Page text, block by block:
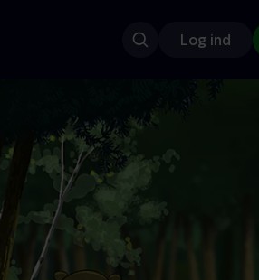
Log ind